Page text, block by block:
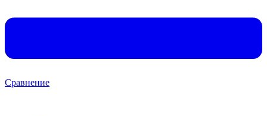
Сравнение